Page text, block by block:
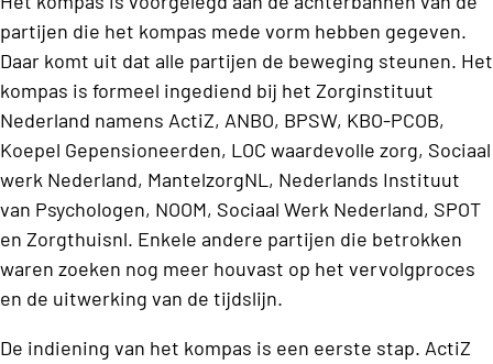
partijen die het kompas mede vorm hebben gegeven.
Daar komt uit dat alle partijen de beweging steunen. Het
kompas is formeel ingediend bij het Zorginstituut
Nederland namens ActiZ, ANBO, BPSW, KBO-PCOB,
Koepel Gepensioneerden, LOC waardevolle zorg, Sociaal
werk Nederland, MantelzorgNL, Nederlands Instituut
van Psychologen, NOOM, Sociaal Werk Nederland, SPOT
en Zorgthuisnl. Enkele andere partijen die betrokken
waren zoeken nog meer houvast op het vervolgproces
en de uitwerking van de tijdslijn.
De indiening van het kompas is een eerste stap. ActiZ